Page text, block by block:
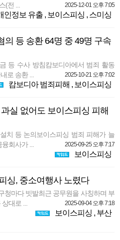
(전 ...
2025-12-01 오후 7:05
인정보 유출, 보이스피싱 , 스미싱
의 등 송환 64명 중 49명 구속
등 수사 방침캄보디아에서 범죄 활동
로 송환 ...
2025-10-21 오후 7:02
캄보디아 범죄피해 , 보이스피싱
과실 없어도 보이스피싱 피해
치 등 논의보이스피싱 범죄 피해가 늘
회사가 ...
2025-09-25 오후 7:17
보이스피싱
싱, 중소여행사 노렸다
청마다 빗발최근 공무원을 사칭하며 부
대로 ...
2025-09-04 오후 7:18
보이스피싱 , 부산